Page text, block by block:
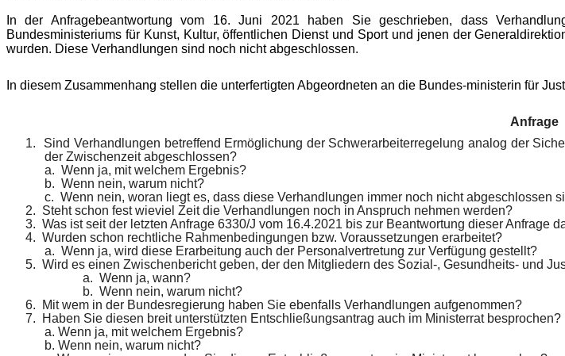
In der Anfragebeantwortung vom 16. Juni 2021 haben Sie geschrieben, dass
Bundesministeriums für Kunst, Kultur, öffentlichen Dienst und Sport und jenen der
wurden. Diese Verhandlungen sind noch nicht abgeschlossen.
In diesem Zusammenhang stellen die unterfertigten Abgeordneten an die Bundes-ministerin für
Anfrage
1.
Sind Verhandlungen betreffend Ermöglichung der Schwerarbeiterregelung analog der
der Zwischenzeit abgeschlossen?
a. Wenn ja, mit welchem Ergebnis?
b. Wenn nein, warum nicht?
c. Wenn nein, woran liegt es, dass diese Verhandlungen immer noch nicht abgeschlossen
2. Steht schon fest wieviel Zeit die Verhandlungen noch in Anspruch nehmen werden?
3. Was ist seit der letzten Anfrage 6330/J vom 16.4.2021 bis zur Beantwortung dieser Anfrage
4. Wurden schon rechtliche Rahmenbedingungen bzw. Voraussetzungen erarbeitet?
a. Wenn ja, wird diese Erarbeitung auch der Personalvertretung zur Verfügung gestellt?
5. Wird es einen Zwischenbericht geben, der den Mitgliedern des Sozial-, Gesundheits- und
a. Wenn ja, wann?
b. Wenn nein, warum nicht?
6.
Mit wem in der Bundesregierung haben Sie ebenfalls Verhandlungen aufgenommen?
7.
Haben Sie diesen breit unterstützten Entschließungsantrag auch im Ministerrat besprochen?
a. Wenn ja, mit welchem Ergebnis?
b. Wenn nein, warum nicht?